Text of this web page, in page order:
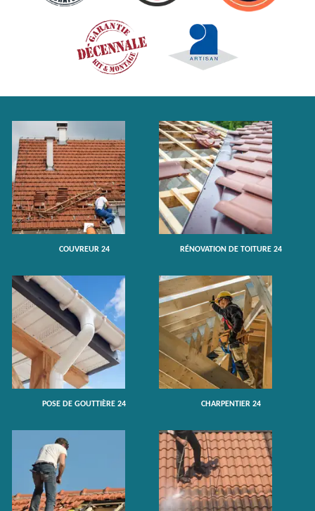
COUVREUR 24 RÉNOVATION DE TOITURE 24
POSE DE GOUTTIÈRE 24 CHARPENTIER 24